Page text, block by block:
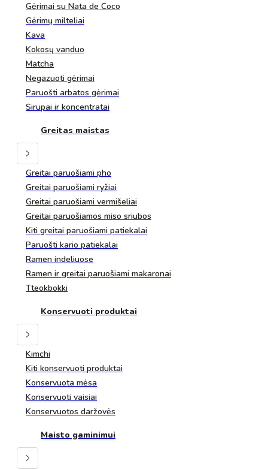
Gėrimai su Nata de Coco
Gėrimų milteliai
Kava
Kokosų vanduo
Matcha
Negazuoti gėrimai
Paruošti arbatos gėrimai
Sirupai ir koncentratai
Greitas maistas
Greitai paruošiami pho
Greitai paruošiami ryžiai
Greitai paruošiami vermišeliai
Greitai paruošiamos miso sriubos
Kiti greitai paruošiami patiekalai
Paruošti kario patiekalai
Ramen indeliuose
Ramen ir greitai paruošiami makaronai
Tteokbokki
Konservuoti produktai
Kimchi
Kiti konservuoti produktai
Konservuota mėsa
Konservuoti vaisiai
Konservuotos daržovės
Maisto gaminimui